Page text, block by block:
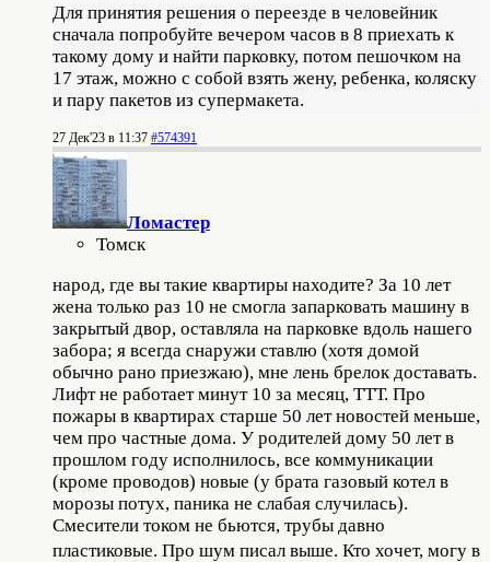
Для принятия решения о переезде в человейник
сначала попробуйте вечером часов в 8 приехать к
такому дому и найти парковку, потом пешочком на
17 этаж, можно с собой взять жену, ребенка, коляску
и пару пакетов из супермакета.
27 Дек'23 в 11:37 #574391
Ломастер
Томск
народ, где вы такие квартиры находите? За 10 лет
жена только раз 10 не смогла запарковать машину в
закрытый двор, оставляла на парковке вдоль нашего
забора; я всегда снаружи ставлю (хотя домой
обычно рано приезжаю), мне лень брелок доставать.
Лифт не работает минут 10 за месяц, ТТТ. Про
пожары в квартирах старше 50 лет новостей меньше,
чем про частные дома. У родителей дому 50 лет в
прошлом году исполнилось, все коммуникации
(кроме проводов) новые (у брата газовый котел в
морозы потух, паника не слабая случилась).
Смесители током не бьются, трубы давно
пластиковые. Про шум писал выше. Кто хочет, могу в